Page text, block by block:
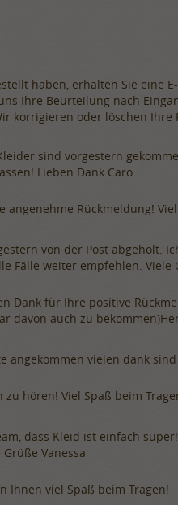
haben, erhalten Sie
Ihre Beurteilung nach
korrigieren oder löschen
sind vorgestern
Lieben Dank Caro
angenehme Rückmeldung!
von der Post
Fälle weiter empfehlen. Viele
Dank für Ihre positive
davon auch zu bekommen)
angekommen vielen dank
hören! Viel Spaß beim
dass Kleid ist einfach
Vanessa
Ihnen viel Spaß beim Tragen!